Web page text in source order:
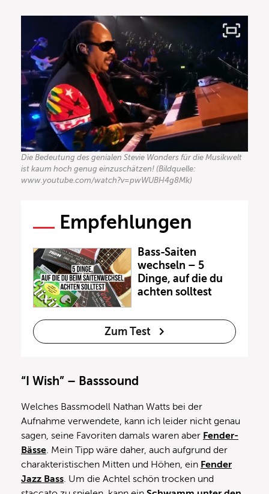
Die Bedeutung des genialen Stevie Wonders für die Musikwelt
ist kaum hoch genug einzuschätzen! (Bildquelle:
www.youtube.com/watch?v=pwWUBH4g8Mk)
Empfehlungen
Bass-Saiten
wechseln – 5
Dinge, auf die du
achten solltest
Zum Test
“I Wish” – Basssound
Welches Bassmodell Nathan Watts bei der
Aufnahme verwendete, kann ich leider nicht genau
sagen, seine Favoriten damals waren aber Fender-
Bässe. Mein Tipp wäre daher, auch aufgrund der
charakteristischen Mitten und Höhen, ein Fender
Jazz Bass. Um die Achtel schön trocken und